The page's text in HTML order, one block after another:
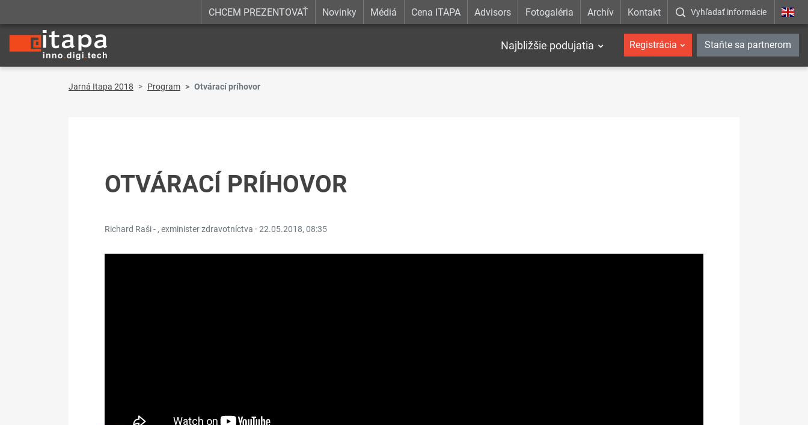
CHCEM PREZENTOVAŤ Novinky Médiá Cena ITAPA Advisors Fotogaléria Archív Kontakt Vyhľadať informácie
Najbližšie podujatia Registrácia Staňte sa partnerom
Jarná Itapa 2018 Program Otvárací príhovor
OTVÁRACÍ PRÍHOVOR
Richard Raši - , exminister zdravotníctva · 22.05.2018, 08:35